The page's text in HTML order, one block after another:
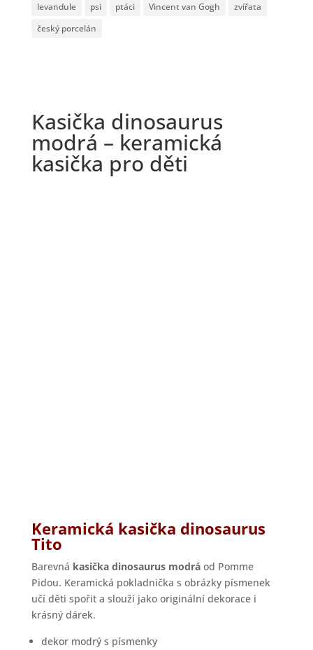
levandule
psi ptáci Vincent van Gogh
zvířata
český porcelán
Kasička dinosaurus
modrá – keramická
kasička pro děti
Keramická kasička dinosaurus
Tito
Barevná kasička dinosaurus modráod Pomme
Pidou. Keramická pokladnička s obrázky písmenek
učí děti spořit a slouží jako originální dekorace i
krásný dárek.
dekor modrý s písmenky